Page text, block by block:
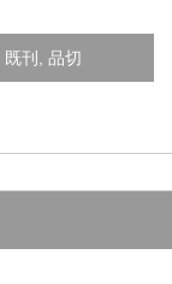
既刊 , 品切